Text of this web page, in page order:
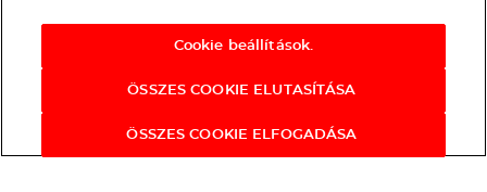
Cookie beállítások.
ÖSSZES COOKIE ELUTASÍTÁSA
ÖSSZES COOKIE ELFOGADÁSA